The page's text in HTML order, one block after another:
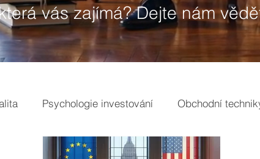
vás zajímá? Dejte nám
Psychologie investování Obchodní
Tržní analýzy Pojmy